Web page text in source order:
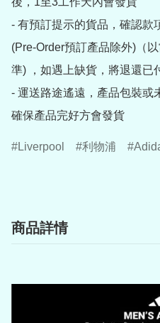
- 有預訂提示的貨品，確認款
(Pre-Order預訂產品除外)（
準) ，如遇上缺貨，將退還已
- 運送路途遙遠，產品包裝或
確保產品完好方會發貨
Liverpool 利物浦
商品詳情